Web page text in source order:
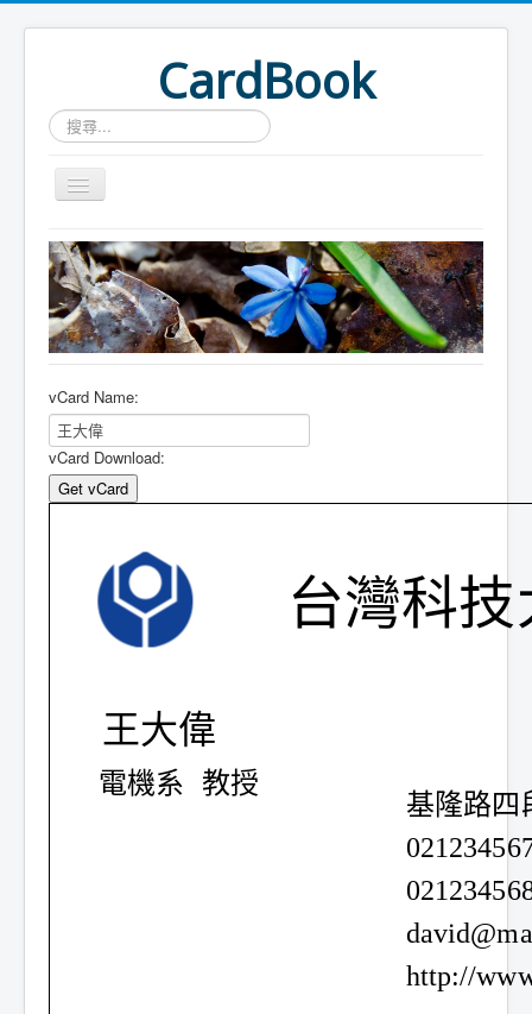
CardBook
搜
尋...
Home
Card Search
vCard Name:
vCard Download:
王大偉
教授
電機系
台灣科技
基隆路四
http://